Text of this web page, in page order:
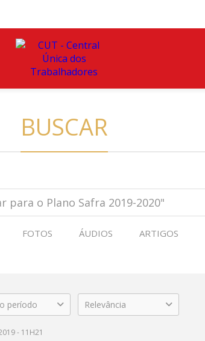
BUSCAR
FOTOS ÁUDIOS ARTIGOS
período Relevância
- 11H21